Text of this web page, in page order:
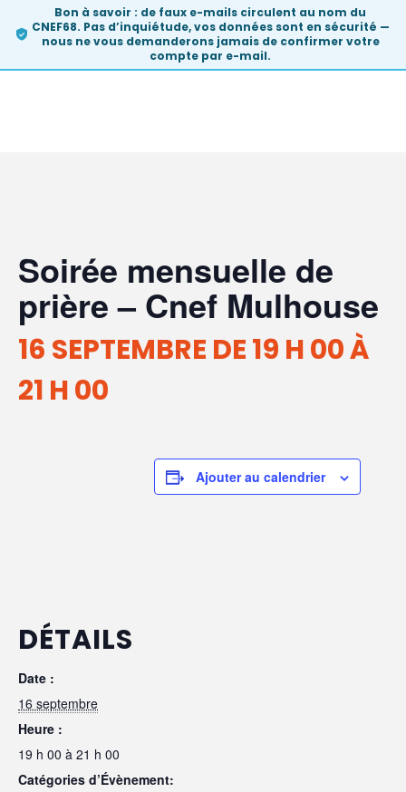
content
Soirée mensuelle de
prière – Cnef Mulhouse
16 SEPTEMBRE DE 19 H 00À
21 H 00
DÉTAILS
Date :
16 septembre
Heure :
19 h 00 à 21 h 00
Catégories d’Évènement:
Ajouter au calendrier
Bon à savoir : de faux e-mails circulent au nom du
CNEF68. Pas d’inquiétude, vos données sont en sécurité —
nous ne vous demanderons jamaisde confirmer votre
compte par e-mail.